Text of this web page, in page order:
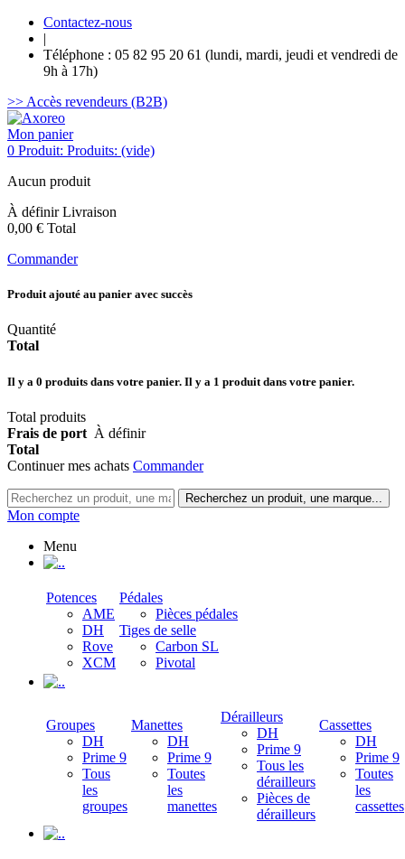
Contactez-nous
|
Téléphone : 05 82 95 20 61 (lundi, mardi, jeudi et vendredi de
9h à 17h)
>> Accès revendeurs (B2B)
Mon panier
0 Produit: Produits: (vide)
Aucun produit
À définirLivraison
0,00 € Total
Commander
Produit ajouté au panier avec succès
Quantité
Total
Il y a 0 produits dans votre panier. Il y a 1 produit dans votre panier.
Total produits
Frais de port À définir
Total
Continuer mes achats Commander
Recherchez un produit, une marque...
Mon compte
Menu
.
Potences
AME
DH
Rove
XCM
Pédales
Pièces pédales
Tiges de selle
Carbon SL
Pivotal
.
Groupes
DH
Prime 9
Tous
les
groupes
Manettes
DH
Prime 9
Toutes
les
manettes
Dérailleurs
DH
Prime 9
Tous les
dérailleurs
Pièces de
dérailleurs
Cassettes
DH
Prime 9
Toutes
les
cassettes
.